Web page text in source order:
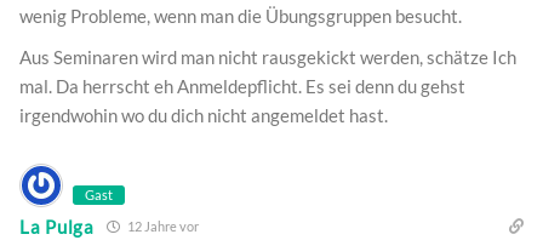
wenig Probleme, wenn man die Übungsgruppen besucht.
Aus Seminaren wird man nicht rausgekickt werden, schätze Ich
mal. Da herrscht eh Anmeldepflicht. Es sei denn du gehst
irgendwohin wo du dich nicht angemeldet hast.
Gast
La Pulga 12 Jahre vor